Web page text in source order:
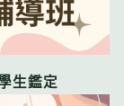
生鑑定